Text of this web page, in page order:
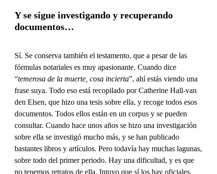
Y se sigue investigando y recuperando
documentos…
Sí. Se conserva también el testamento, que a pesar de las
fórmulas notariales es muy apasionante. Cuando dice
“temerosa de la muerte, cosa incierta”, ahí estás viendo una
frase suya. Todo eso está recopilado por Catherine Hall-van
den Elsen, que hizo una tesis sobre ella, y recoge todos esos
documentos. Todos ellos están en un corpus y se pueden
consultar. Cuando hace unos años se hizo una investigación
sobre ella se investigó mucho más, y se han publicado
bastantes libros y artículos. Pero todavía hay muchas lagunas,
sobre todo del primer periodo. Hay una dificultad, y es que
no tenemos retratos de ella. Intuyo que sí los hay oficiales,